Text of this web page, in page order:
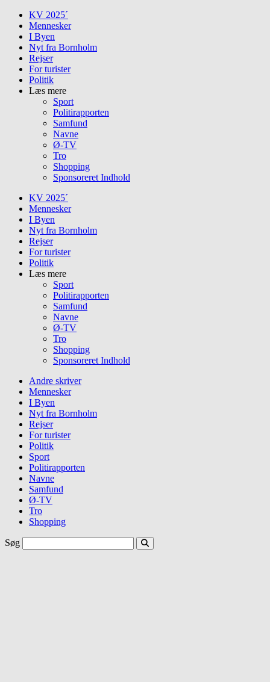
Skip
content
KV 2025´
Mennesker
I Byen
Nyt fra Bornholm
Rejser
For turister
Politik
Læs mere
Sport
Politirapporten
Samfund
Navne
Ø-TV
Tro
Shopping
Sponsoreret Indhold
KV 2025´
Mennesker
I Byen
Nyt fra Bornholm
Rejser
For turister
Politik
Læs mere
Sport
Politirapporten
Samfund
Navne
Ø-TV
Tro
Shopping
Sponsoreret Indhold
Andre skriver
Mennesker
I Byen
Nyt fra Bornholm
Rejser
For turister
Politik
Sport
Politirapporten
Navne
Samfund
Ø-TV
Tro
Shopping
Søg